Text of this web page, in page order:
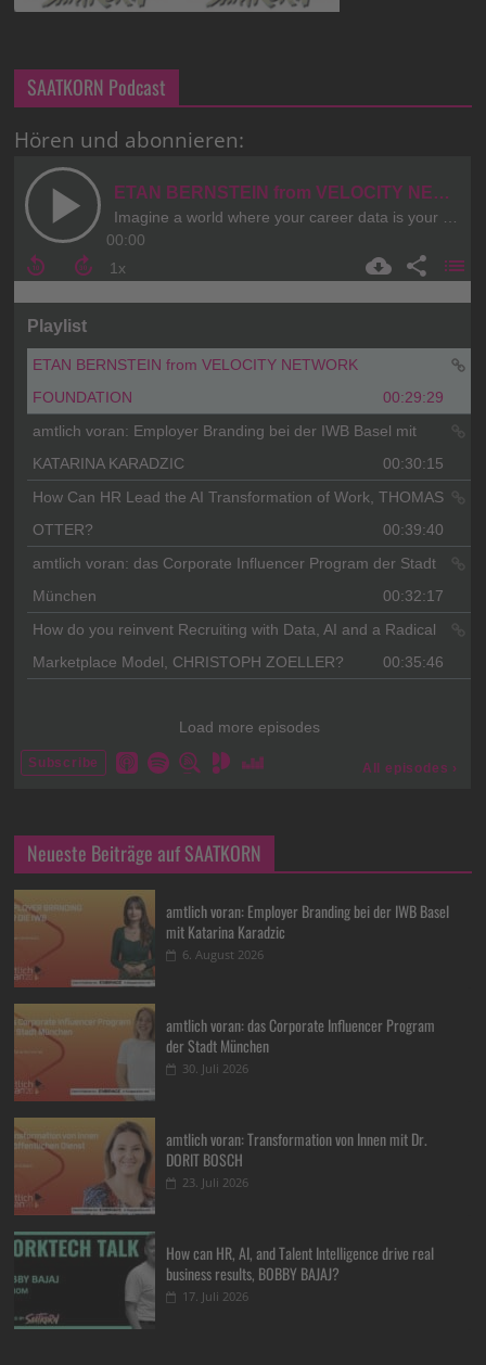
SAATKORN Podcast
Hören und abonnieren:
Neueste Beiträge auf SAATKORN
amtlich voran: Employer Branding bei der IWB Basel
mit Katarina Karadzic
6. August 2026
amtlich voran: das Corporate Influencer Program
der Stadt München
30. Juli 2026
amtlich voran: Transformation von Innen mit Dr.
DORIT BOSCH
23. Juli 2026
How can HR, AI, and Talent Intelligence drive real
business results, BOBBY BAJAJ?
17. Juli 2026